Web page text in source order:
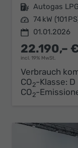
Kraftstoff Autogas LPG
Leistung 74 kW (101
01.01.2026
22.190,–
incl. 19% MwSt.
Verbrauch
CO2-Klasse: D
CO2-